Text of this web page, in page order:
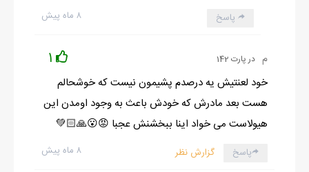
۸ ماه پیش پاسخ
م در پارت 142 1
خود لعنتیش یه درصدم پشیمون نیست که خوشحالم
هست بعد مادرش که خودش باعث به وجود اومدن این
هیولاست می خواد اینا ببخشنش عجبا 😡😮🙏🏻💚
۸ ماه پیش پاسخ گزارش نظر